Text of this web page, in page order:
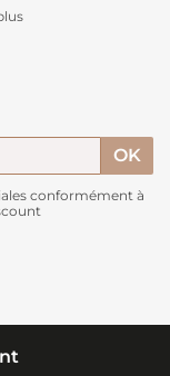
conformément à